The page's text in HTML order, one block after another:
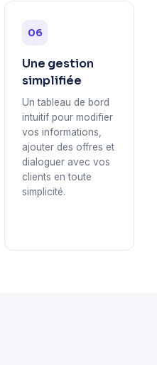
06
Une gestion
simplifiée
Un tableau de bord
intuitif pour modifier
vos informations,
ajouter des offres et
dialoguer avec vos
clients en toute
simplicité.